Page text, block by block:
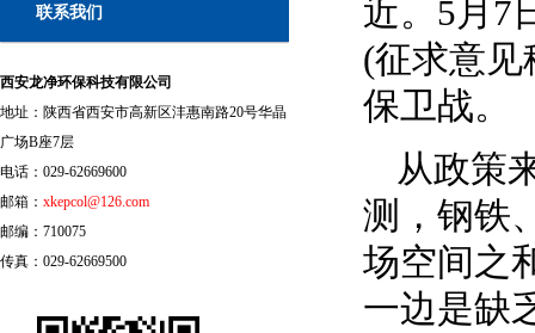
联系我们
西安龙净环保科技有限公司
地址：陕西省西安市高新区沣惠南路20号华晶
广场B座7层
电话：029-62669600
邮箱： xkepcol@126.com
邮编：710075
传真：029-62669500
近。5月7
(征求意
保卫战。
从政策
测，钢铁
场空间之
一边是缺